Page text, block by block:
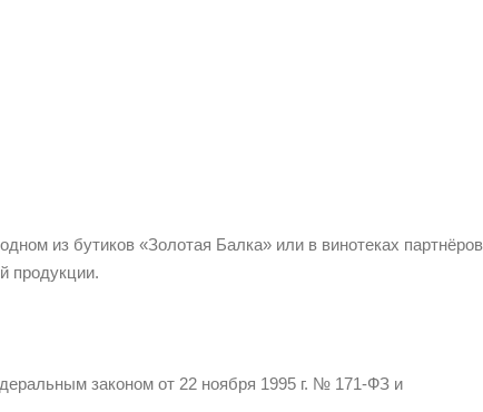
из бутиков «Золотая Балка» или в винотеках партнёров
продукции.
законом от 22 ноября 1995 г. № 171-ФЗ и